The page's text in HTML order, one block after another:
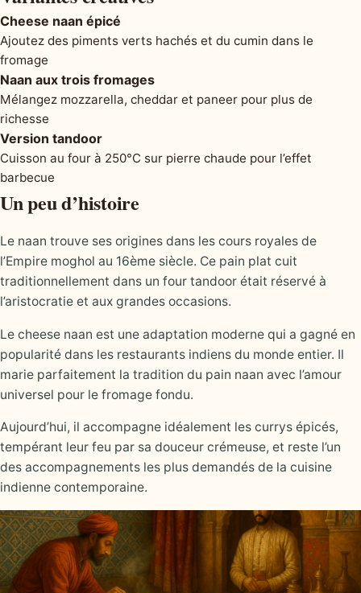
Cheese naan épicé
Ajoutez des piments verts hachés et du cumin dans le
fromage
Naan aux trois fromages
Mélangez mozzarella, cheddar et paneer pour plus de
richesse
Version tandoor
Cuisson au four à 250°C sur pierre chaude pour l’effet
barbecue
Un peu d’histoire
Le naan trouve ses origines dans les cours royales de
l’Empire moghol au 16ème siècle. Ce pain plat cuit
traditionnellement dans un four tandoor était réservé à
l’aristocratie et aux grandes occasions.
Le cheese naan est une adaptation moderne qui a gagné en
popularité dans les restaurants indiens du monde entier. Il
marie parfaitement la tradition du pain naan avec l’amour
universel pour le fromage fondu.
Aujourd’hui, il accompagne idéalement les currys épicés,
tempérant leur feu par sa douceur crémeuse, et reste l’un
des accompagnements les plus demandés de la cuisine
indienne contemporaine.